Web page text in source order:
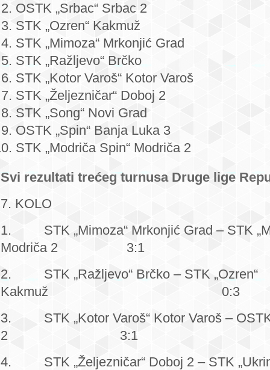
OSTK „Srbac“ Srbac 2
STK „Ozren“ Kakmuž
STK „Mimoza“ Mrkonjić Grad
STK „Ražljevo“ Brčko
STK „Kotor Varoš“ Kotor Varoš
STK „Željezničar“ Doboj 2
STK „Song“ Novi Grad
OSTK „Spin“ Banja Luka 3
STK „Modriča Spin“ Modriča 2
Svi rezultati trećeg turnusa Druge lige
7. KOLO
1. STK „Mimoza“ Mrkonjić Grad – STK
Modriča 2 3:1
2. STK „Ražljevo“ Brčko – STK „Ozren“
Kakmuž 0:3
3. STK „Kotor Varoš“ Kotor Varoš – OSTK
2 3:1
4. STK „Željezničar“ Doboj 2 – STK